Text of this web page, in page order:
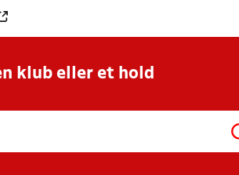
klub eller et hold